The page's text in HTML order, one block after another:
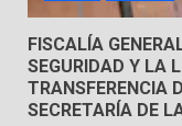
FISCALÍA
SEGURIDAD Y LA
TRANSFERENCIA
SECRETARÍA DE